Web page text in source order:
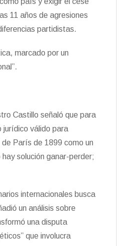
11 años de agresiones
partidistas.
marcado por un
Castillo señaló que para
jurídico válido para
París de 1899 como un
solución ganar-perder;
internacionales busca
un análisis sobre
una disputa
que involucra